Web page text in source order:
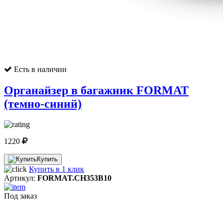
Есть в наличии
Органайзер в багажник FORMAT
(темно-синий)
1220
Купить
Купить в 1 клик
Артикул: FORMAT.CH353B10
Под заказ